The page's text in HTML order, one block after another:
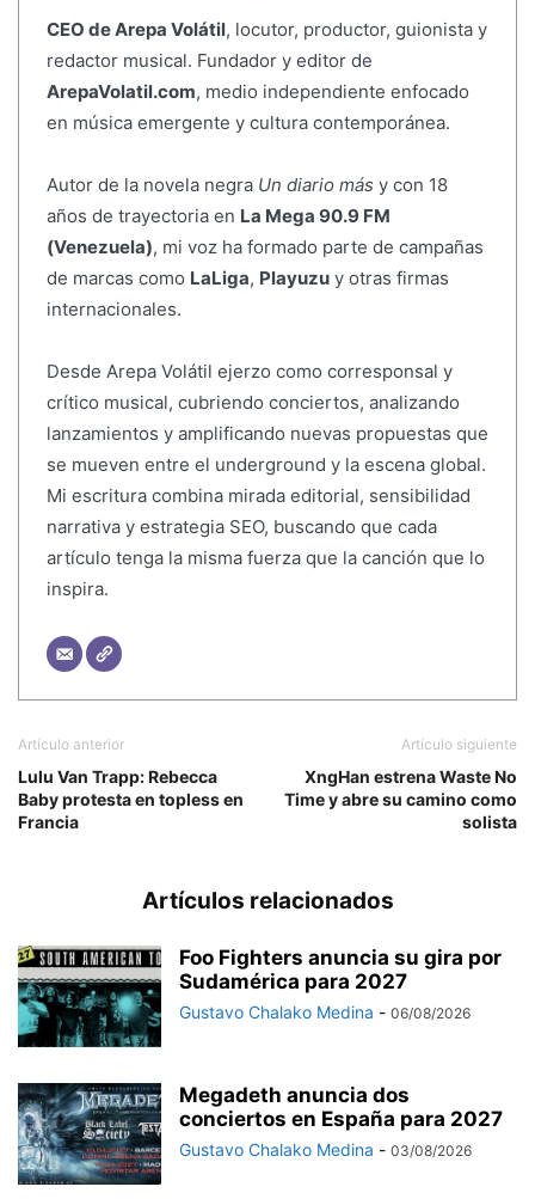
CEO de Arepa Volátil, locutor, productor, guionista y
redactor musical. Fundador y editor de
ArepaVolatil.com, medio independiente enfocado
en música emergente y cultura contemporánea.
Autor de la novela negra Un diario más y con 18
años de trayectoria en La Mega 90.9 FM
(Venezuela), mi voz ha formado parte de campañas
de marcas como LaLiga, Playuzuy otras firmas
internacionales.
Desde Arepa Volátil ejerzo como corresponsal y
crítico musical, cubriendo conciertos, analizando
lanzamientos y amplificando nuevas propuestas que
se mueven entre el underground y la escena global.
Mi escritura combina mirada editorial, sensibilidad
narrativa y estrategia SEO, buscando que cada
artículo tenga la misma fuerza que la canción que lo
inspira.
Artículo anterior
Lulu Van Trapp: Rebecca
Baby protesta en topless en
Francia
Artículo siguiente
XngHan estrena Waste No
Time y abre su camino como
solista
Artículos relacionados
Foo Fighters anuncia su gira por
Sudamérica para 2027
Gustavo Chalako Medina - 06/08/2026
Megadeth anuncia dos
conciertos en España para 2027
Gustavo Chalako Medina - 03/08/2026